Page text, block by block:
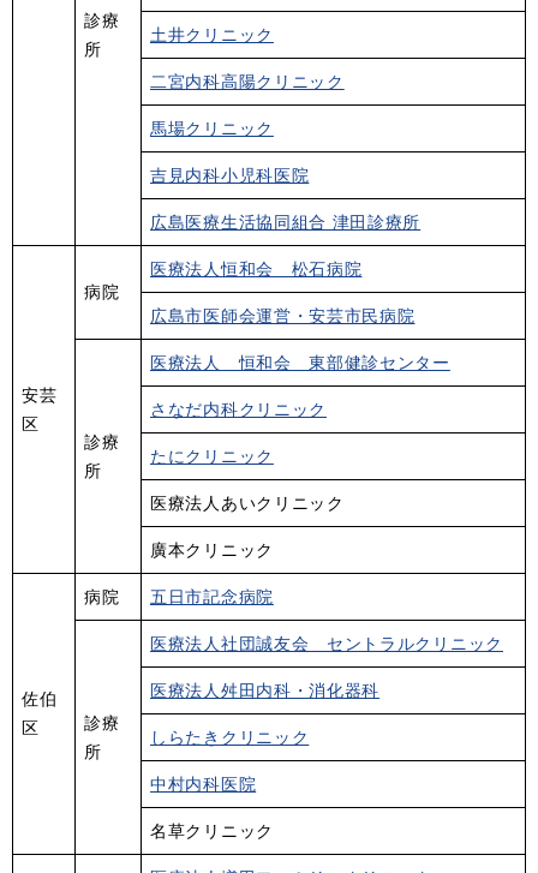
診療
所
土井クリニック
二宮内科高陽クリニック
馬場クリニック
吉見内科小児科医院
広島医療生活協同組合 津田診療所
安芸
区
病院
医療法人恒和会 松石病院
広島市医師会運営・安芸市民病院
診療
所
医療法人 恒和会 東部健診センター
さなだ内科クリニック
たにクリニック
医療法人あいクリニック
廣本クリニック
佐伯
区
病院 五日市記念病院
診療
所
医療法人社団誠友会 セントラルクリニック
医療法人舛田内科・消化器科
しらたきクリニック
中村内科医院
名草クリニック